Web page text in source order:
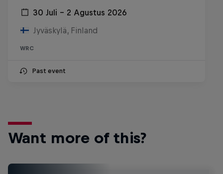
30 Juli – 2 Agustus 2026
Jyväskylä, Finland
WRC
Past event
Want more of this?